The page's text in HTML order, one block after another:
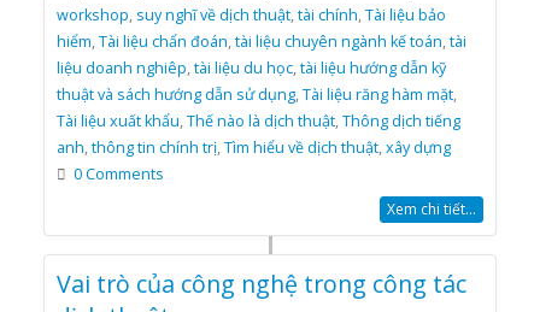
workshop, suy nghĩ về dịch thuật,tài chính,Tài liệu bảo
hiểm,Tài liệu chẩn đoán,tài liệu chuyên ngành kế toán,tài
liệu doanh nghiêp,tài liệu du học,tài liệu hướng dẫn kỹ
thuật và sách hướng dẫn sử dụng,Tài liệu răng hàm mặt,
Tài liệu xuất khẩu,Thế nào là dịch thuật,Thông dịch tiếng
anh,thông tin chính trị,Tìm hiểu về dịch thuật,xây dựng
0 Comments
Xem chi tiết...
Vai trò của công nghệ trong công tác